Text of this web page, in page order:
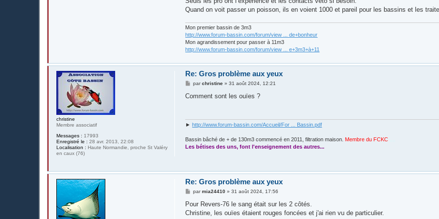
Quand on voit passer un poisson, ils en voient 1000 et pareil pour les bassins et les
Mon premier bassin de 3m3
http://www.forum-bassin.com/forum/view ... de+bonheur
Mon agrandissement pour passer à 11m3
http://www.forum-bassin.com/forum/view ... e+3m3+à+11
christine
Membre associatif
Messages : 17993
Enregistré le : 28 avr. 2013, 22:08
Localisation : Haute Normandie, proche St Valéry
en caux (76)
Re: Gros problème aux yeux
M
s
parchristine »31 août 2024, 12:21
Comment sont les ouïes ?
►http://www.forum-bassin.com/Accueil/For ... Bassin.pdf
Bassin bâché de + de 130m3 commencé en 2011, filtration maison. Membre du FCKC
Les bétises des uns, font l'enseignement des autres...
Re: Gros problème aux yeux
M
s
a
parmia24410 »31 août 2024, 17:56
Pour Revers-76 le sang était sur les 2 côtés.
Christine, les ouïes étaient rouges foncées et j'ai rien vu de particulier.